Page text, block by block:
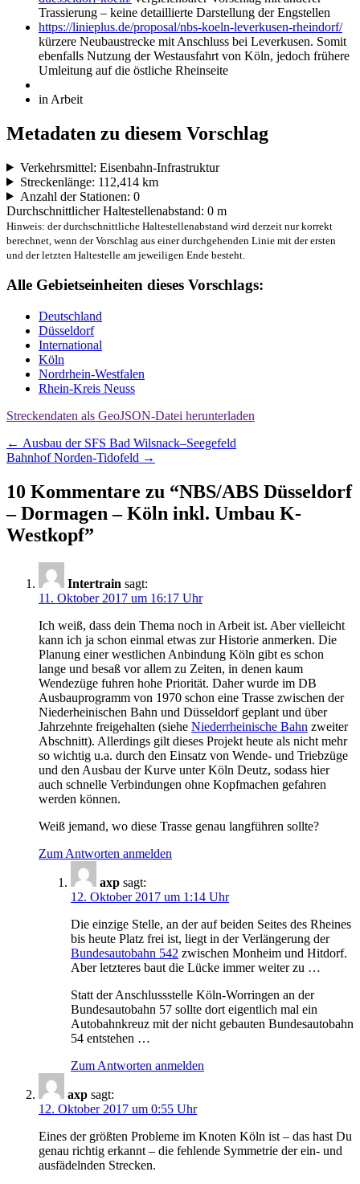
Trassierung – keine detaillierte Darstellung der Engstellen
https://linieplus.de/proposal/nbs-koeln-leverkusen-rheindorf/
kürzere Neubaustrecke mit Anschluss bei Leverkusen. Somit
ebenfalls Nutzung der Westausfahrt von Köln, jedoch frühere
Umleitung auf die östliche Rheinseite
in Arbeit
Metadaten zu diesem Vorschlag
Verkehrsmittel: Eisenbahn-Infrastruktur
Streckenlänge: 112,414 km
Anzahl der Stationen: 0
Durchschnittlicher Haltestellenabstand: 0 m
Hinweis: der durchschnittliche Haltestellenabstand wird derzeit nur korrekt
berechnet, wenn der Vorschlag aus einer durchgehenden Linie mit der ersten
und der letzten Haltestelle am jeweiligen Ende besteht.
Alle Gebietseinheiten dieses Vorschlags:
Deutschland
Düsseldorf
International
Köln
Nordrhein-Westfalen
Rhein-Kreis Neuss
Streckendaten als GeoJSON-Datei herunterladen
Beitragsnavigation
← Ausbau der SFS Bad Wilsnack–Seegefeld
Bahnhof Norden-Tidofeld →
10 Kommentare zu “NBS/ABS Düsseldorf
– Dormagen – Köln inkl. Umbau K-
Westkopf”
Intertrain sagt:
11. Oktober 2017 um 16:17 Uhr
Ich weiß, dass dein Thema noch in Arbeit ist. Aber vielleicht
kann ich ja schon einmal etwas zur Historie anmerken. Die
Planung einer westlichen Anbindung Köln gibt es schon
lange und besaß vor allem zu Zeiten, in denen kaum
Wendezüge fuhren hohe Priorität. Daher wurde im DB
Ausbauprogramm von 1970 schon eine Trasse zwischen der
Niederheinischen Bahn und Düsseldorf geplant und über
Jahrzehnte freigehalten (siehe Niederrheinische Bahn zweiter
Abschnitt). Allerdings gilt dieses Projekt heute als nicht mehr
so wichtig u.a. durch den Einsatz von Wende- und Triebzüge
und den Ausbau der Kurve unter Köln Deutz, sodass hier
auch schnelle Verbindungen ohne Kopfmachen gefahren
werden können.
Weiß jemand, wo diese Trasse genau langführen sollte?
Zum Antworten anmelden
axp sagt:
12. Oktober 2017 um 1:14 Uhr
Die einzige Stelle, an der auf beiden Seites des Rheines
bis heute Platz frei ist, liegt in der Verlängerung der
Bundesautobahn 542 zwischen Monheim und Hitdorf.
Aber letzteres baut die Lücke immer weiter zu …
Statt der Anschlussstelle Köln-Worringen an der
Bundesautobahn 57 sollte dort eigentlich mal ein
Autobahnkreuz mit der nicht gebauten Bundesautobahn
54 entstehen …
Zum Antworten anmelden
axp sagt:
12. Oktober 2017 um 0:55 Uhr
Eines der größten Probleme im Knoten Köln ist – das hast Du
genau richtig erkannt – die fehlende Symmetrie der ein- und
ausfädelnden Strecken.